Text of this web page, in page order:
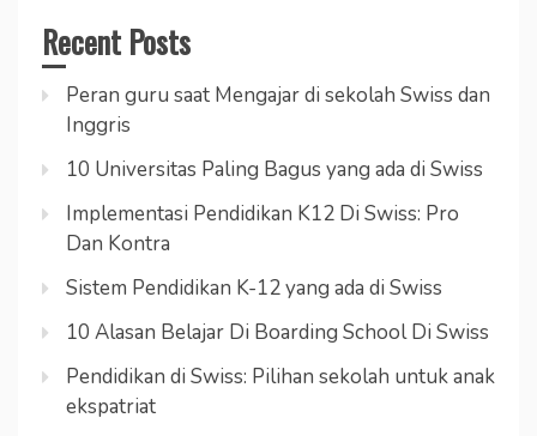
Recent Posts
Peran guru saat Mengajar di sekolah Swiss dan
Inggris
10 Universitas Paling Bagus yang ada di Swiss
Implementasi Pendidikan K12 Di Swiss: Pro
Dan Kontra
Sistem Pendidikan K-12 yang ada di Swiss
10 Alasan Belajar Di Boarding School Di Swiss
Pendidikan di Swiss: Pilihan sekolah untuk anak
ekspatriat